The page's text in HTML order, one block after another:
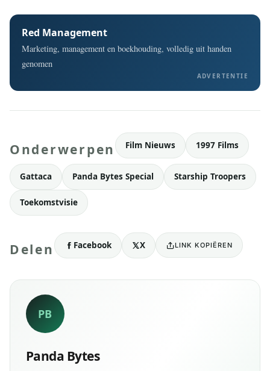
Red Management
Marketing, management en boekhouding, volledig uit handen
genomen
ADVERTENTIE
Onderwerpen Film Nieuws 1997 Films
Gattaca Panda Bytes Special Starship Troopers
Toekomstvisie
Delen Facebook X LINK KOPIËREN
PB
Panda Bytes